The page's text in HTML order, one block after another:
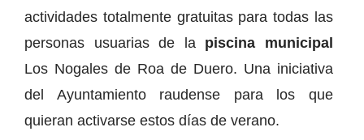
actividades totalmente gratuitas para todas las
personas usuarias de la piscina municipal
Los Nogales de Roa de Duero. Una iniciativa
del Ayuntamiento raudense para los que
quieran activarse estos días de verano.